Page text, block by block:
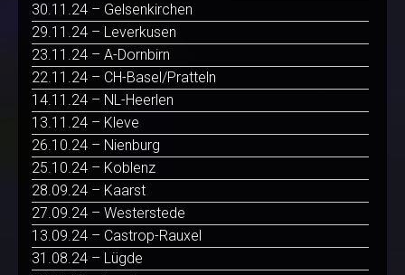
30.11.24 – Gelsenkirchen
29.11.24 – Leverkusen
23.11.24 – A-Dornbirn
22.11.24 – CH-Basel/Pratteln
14.11.24 – NL-Heerlen
13.11.24 – Kleve
26.10.24 – Nienburg
25.10.24 – Koblenz
28.09.24 – Kaarst
27.09.24 – Westerstede
13.09.24 – Castrop-Rauxel
31.08.24 – Lügde